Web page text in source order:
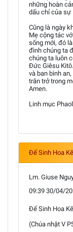
những hoàn
dấu chỉ của sự
Cũng là ngày
Mẹ cộng tác
sống mới, đó
đình chúng ta
chúng ta luôn
Đức Giêsu
và ban bình
trăn trở trong
Amen.
Linh mục
Để Sinh Hoa
Lm. Giuse
09:39 30/04/
Để Sinh Hoa
(Chúa nhật V